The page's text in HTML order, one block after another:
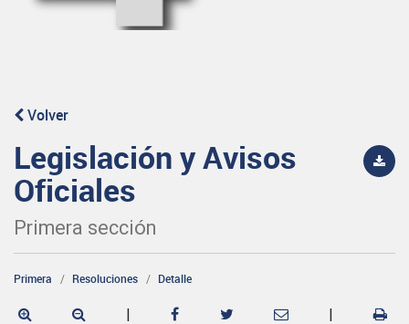
Volver
Legislación y Avisos
Oficiales
Primera sección
Primera Resoluciones Detalle
| |